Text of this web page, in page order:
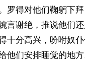
罗得对他们鞠躬下
言谢绝，推说他们
十分高兴，吩咐奴
他们安排睡觉的地方